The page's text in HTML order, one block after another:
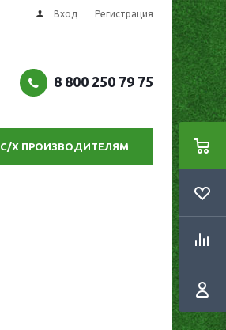
Вход Регистрация
8 800 250 79 75
С/Х ПРОИЗВОДИТЕЛЯМ